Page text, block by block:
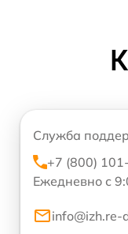
Служба
+7 (800)
Ежедневно с
info@izh.re-